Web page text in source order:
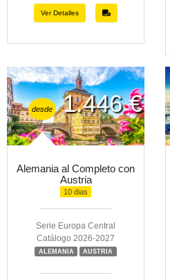
Ver Detalles
Alemania al Completo con
Austria
10 dias
Serie Europa Central
Catálogo 2026-2027
ALEMANIA AUSTRIA
desde 1.446 €